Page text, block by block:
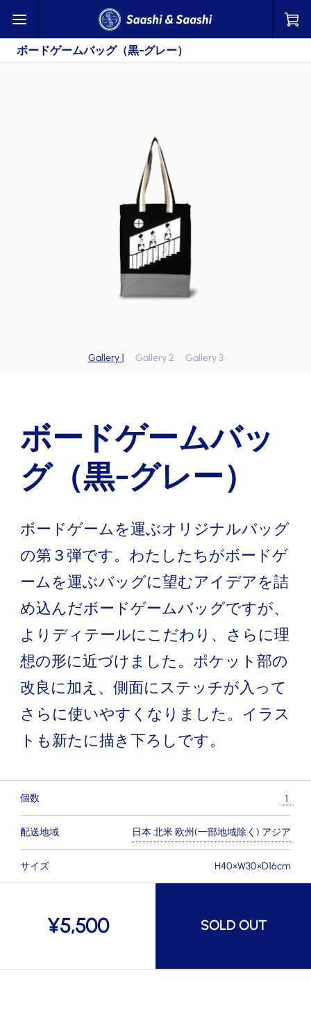
ボードゲームバッグ（黒-グレー）
Gallery 1 Gallery 2 Gallery 3
ボードゲームバッ
グ（黒-グレー）
ボードゲームを運ぶオリジナルバッグ
の第３弾です。わたしたちがボードゲ
ームを運ぶバッグに望むアイデアを詰
め込んだボードゲームバッグですが、
よりディテールにこだわり、さらに理
想の形に近づけました。ポケット部の
改良に加え、側面にステッチが入って
さらに使いやすくなりました。イラス
トも新たに描き下ろしです。
個数
配送地域 日本 北米 欧州(一部地域除く) アジア
サイズ H40×W30×D16cm
¥5,500 SOLD OUT